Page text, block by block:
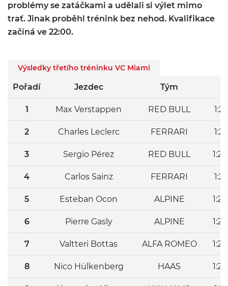
problémy se zatáčkami a udělali si výlet mimo
trať. Jinak proběhl trénink bez nehod. Kvalifikace
začíná ve 22:00.
Výsledky třetího tréninku VC Miami
Pořadí Jezdec Tým
1 Max Verstappen RED BULL
2 Charles Leclerc FERRARI
3 Sergio Pérez RED BULL
4 Carlos Sainz FERRARI
5 Esteban Ocon ALPINE
6 Pierre Gasly ALPINE
7 Valtteri Bottas ALFA ROMEO
8 Nico Hülkenberg HAAS